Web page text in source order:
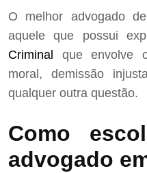
O melhor advogado
aquele que possui
Criminal que envolve
moral, demissão
qualquer outra questão.
Como
advogado